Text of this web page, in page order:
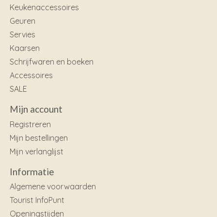
Keukenaccessoires
Geuren
Servies
Kaarsen
Schrijfwaren en boeken
Accessoires
SALE
Mijn account
Registreren
Mijn bestellingen
Mijn verlanglijst
Informatie
Algemene voorwaarden
Tourist InfoPunt
Openingstijden